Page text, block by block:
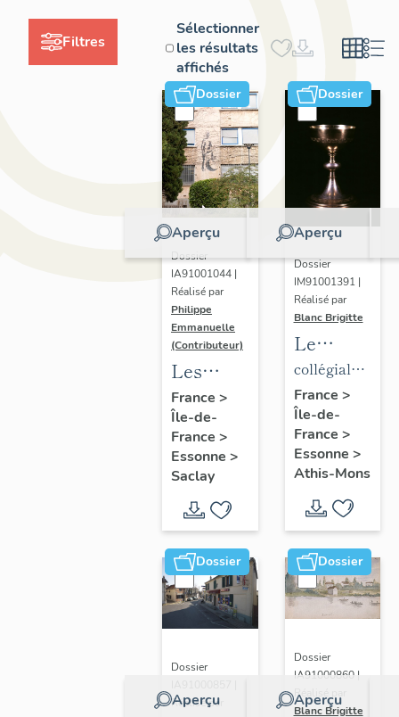
Filtres
Sélectionner
les résultats
affichés
Dossier
Aperçu
Dossier
IA91001044 |
Réalisé par
Philippe
Emmanuelle
(Contributeur)
Les
établissements
scientifiques
et
universitaires
du
plateau
de
Saclay
France >
Île-de-
France >
Essonne >
Saclay
Dossier
Aperçu
Dossier
IM91001391 |
Réalisé par
Blanc Brigitte
Le
mobilier
de la
collégiale
de
chanoines
de la
de Saint-
Victor,
église
paroissiale
Denis
collégiale
de
chanoines
de la
congrégation
de Saint-
Victor,
église
paroissiale
Saint-
Denis
France >
Île-de-
France >
Essonne >
Athis-Mons
Dossier
Aperçu
Dossier
Réalisé par
Dossier
Aperçu
Dossier
IA91000860 |
Réalisé par
Blanc Brigitte